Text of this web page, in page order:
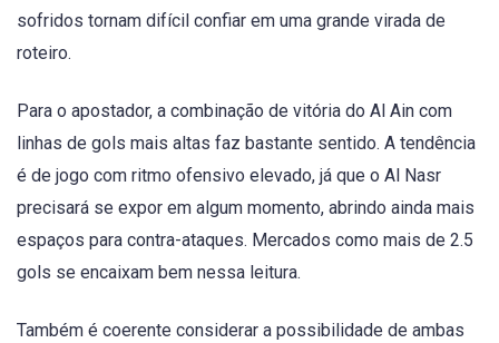
sofridos tornam difícil confiar em uma grande virada de
roteiro.
Para o apostador, a combinação de vitória do Al Ain com
linhas de gols mais altas faz bastante sentido. A tendência
é de jogo com ritmo ofensivo elevado, já que o Al Nasr
precisará se expor em algum momento, abrindo ainda mais
espaços para contra-ataques. Mercados como mais de 2.5
gols se encaixam bem nessa leitura.
Também é coerente considerar a possibilidade de ambas